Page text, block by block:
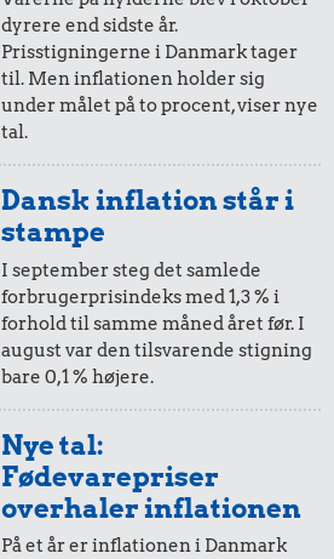
6,00 kr.
Æble
1.000 kr.
pris i 2025
20,-
i 2025
= 20,-
i dag
10,-
5,-
i 2025
= 5,-
i dag
2,-
i 2025 i dag
dyrere end sidste år.
Prisstigningerne i Danmark tager
til. Men inflationen holder sig
under målet på to procent, viser nye
tal.
Dansk inflation står i
stampe
I september steg det samlede
forbrugerprisindeks med 1,3 % i
forhold til samme måned året før. I
august var den tilsvarende stigning
bare 0,1 % højere.
Nye tal:
Fødevarepriser
overhaler inflationen
På et år er inflationen i Danmark